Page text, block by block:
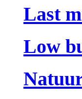
Last
Low